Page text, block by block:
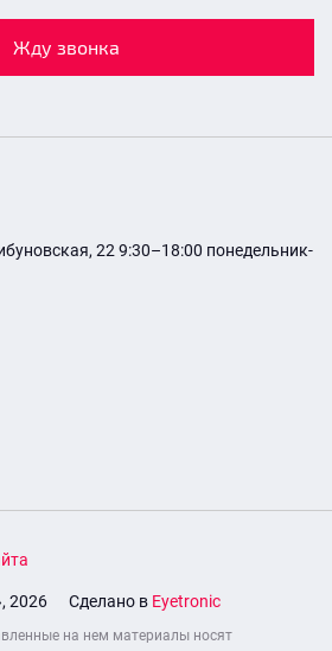
Жду звонка
22 9:30–18:00 понедельник-
2026 Сделано в Eyetronic
на нем материалы носят